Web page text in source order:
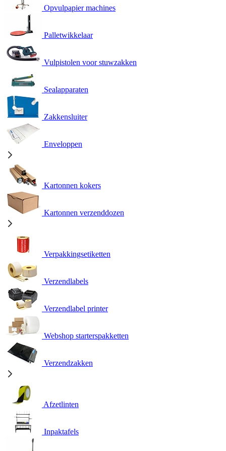
Opvulpapier machines
Palletwikkelaar
Vulpistolen voor stuwzakken
Sealapparaten
Zakkensluiter
Enveloppen
Kartonnen kokers
Kartonnen verzenddozen
Verpakkingsetiketten
Verzendlabels
Verzendlabel printer
Webshop starterspakketten
Verzendzakken
Afzetlinten
Inpaktafels